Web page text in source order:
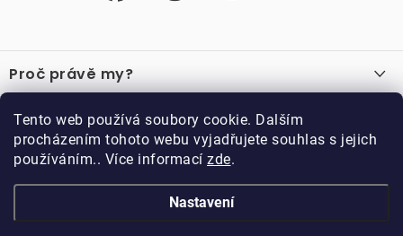
Tento web používá soubory cookie. Dalším
procházením tohoto webu vyjadřujete souhlas s jejich
používáním.. Více informací zde.
Nastavení
á
p
a
Proč právě my?
Recenze
Důležité odkazy
Velkoobchod
Vzorková prodejna
Kariéra
O nákupu
Obchodní podmínky